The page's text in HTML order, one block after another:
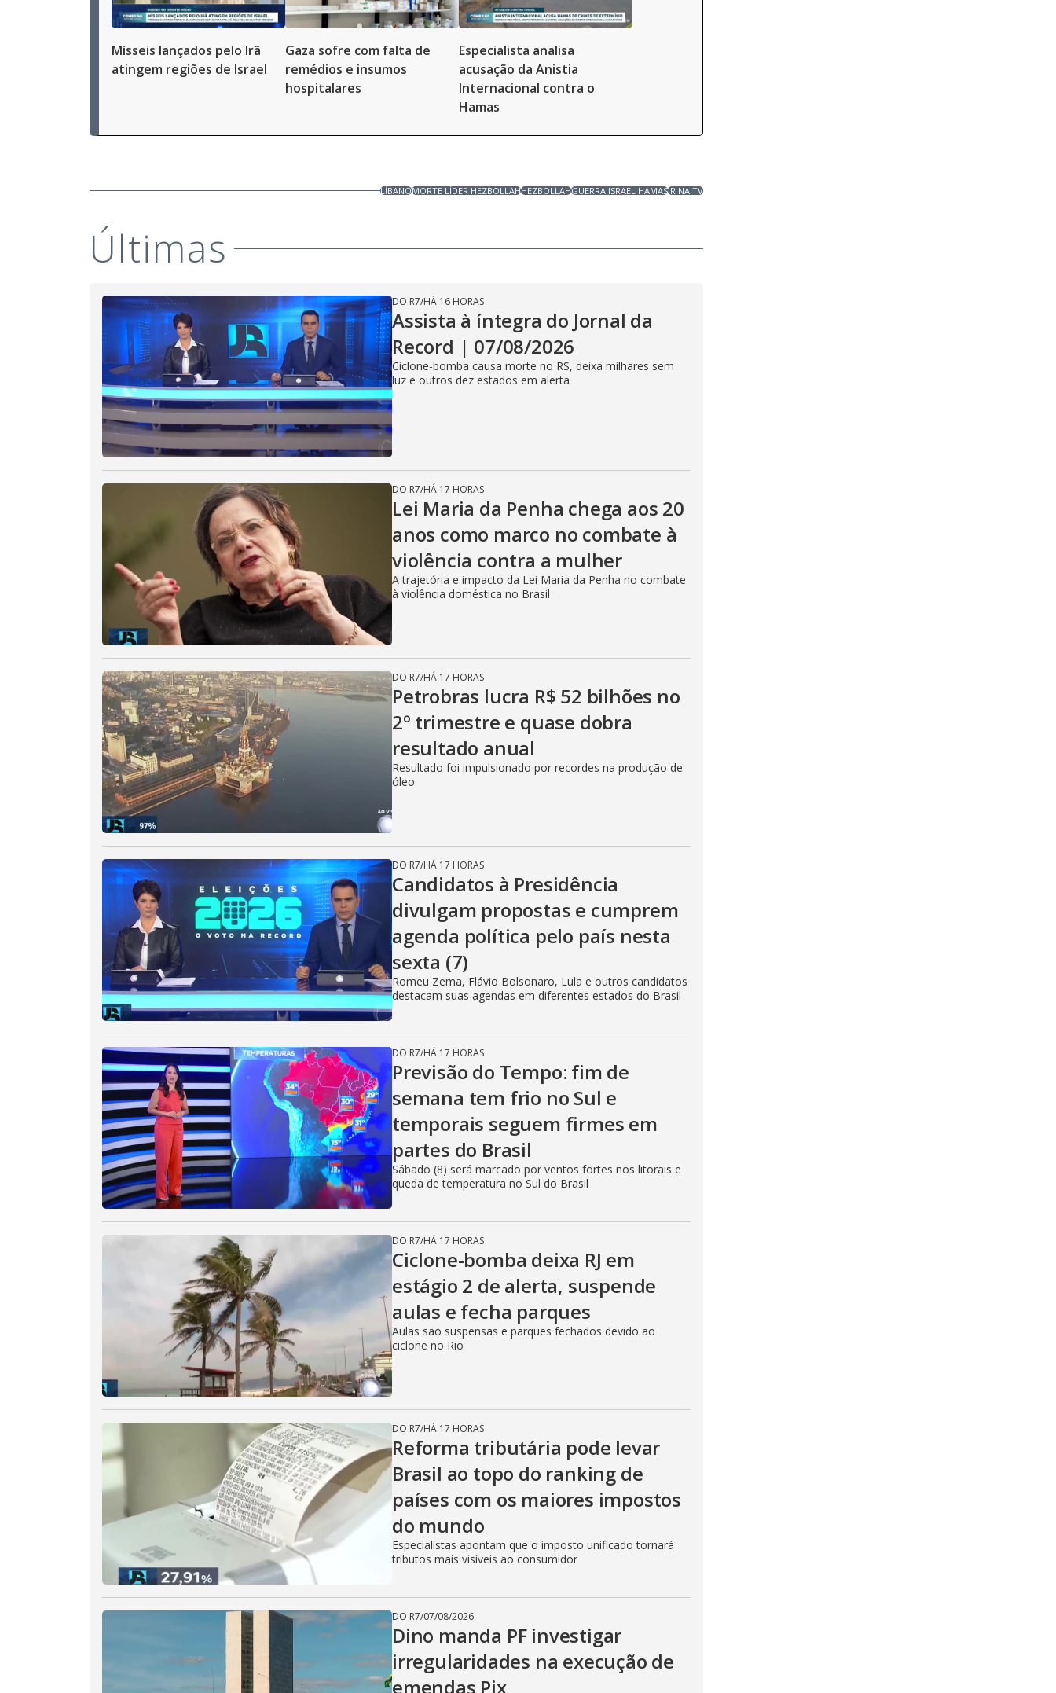
Mísseis lançados pelo Irã
atingem regiões de Israel
Gaza sofre com falta de
remédios e insumos
hospitalares
Especialista analisa
acusação da Anistia
Internacional contra o
Hamas
LÍBANOMORTE LÍDER HEZBOLLAHHEZBOLLAHGUERRA ISRAEL HAMASJR NA TV
Últimas
DO R7/HÁ 16 HORAS
Assista à íntegra do Jornal da
Record | 07/08/2026
Ciclone-bomba causa morte no RS, deixa milhares sem
luz e outros dez estados em alerta
DO R7/HÁ 17 HORAS
Lei Maria da Penha chega aos 20
anos como marco no combate à
violência contra a mulher
A trajetória e impacto da Lei Maria da Penha no combate
à violência doméstica no Brasil
DO R7/HÁ 17 HORAS
Petrobras lucra R$ 52 bilhões no
2º trimestre e quase dobra
resultado anual
Resultado foi impulsionado por recordes na produção de
óleo
DO R7/HÁ 17 HORAS
Candidatos à Presidência
divulgam propostas e cumprem
agenda política pelo país nesta
sexta (7)
Romeu Zema, Flávio Bolsonaro, Lula e outros candidatos
destacam suas agendas em diferentes estados do Brasil
DO R7/HÁ 17 HORAS
Previsão do Tempo: fim de
semana tem frio no Sul e
temporais seguem firmes em
partes do Brasil
Sábado (8) será marcado por ventos fortes nos litorais e
queda de temperatura no Sul do Brasil
DO R7/HÁ 17 HORAS
Ciclone-bomba deixa RJ em
estágio 2 de alerta, suspende
aulas e fecha parques
Aulas são suspensas e parques fechados devido ao
ciclone no Rio
DO R7/HÁ 17 HORAS
Reforma tributária pode levar
Brasil ao topo do ranking de
países com os maiores impostos
do mundo
Especialistas apontam que o imposto unificado tornará
tributos mais visíveis ao consumidor
DO R7/07/08/2026
Dino manda PF investigar
irregularidades na execução de
emendas Pix